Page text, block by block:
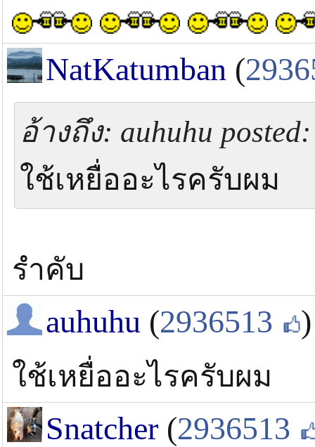
NatKatumban (
อ้างถึง: auhuhu
ใช้เหยื่ออะไรครับผม
รำคับ
auhuhu (2936513 )
ใช้เหยื่ออะไรครับผม
Snatcher (2936513